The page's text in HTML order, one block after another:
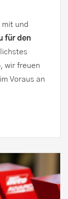
mit und
für den
wir freuen
Voraus an